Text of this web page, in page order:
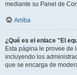
mediante su Panel de
Arriba
¿Qué es el enlace "El
Esta página le provee de
incluyendo los
que se encarga de